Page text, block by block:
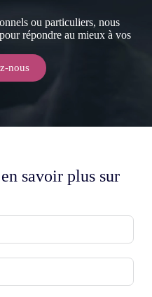
ou particuliers, nous
répondre au mieux à vos
nous
savoir plus sur